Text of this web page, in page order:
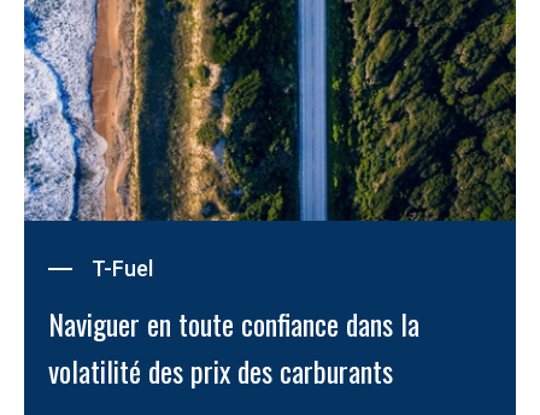
T-Fuel
Naviguer en toute confiance dans la
volatilité des prix des carburants